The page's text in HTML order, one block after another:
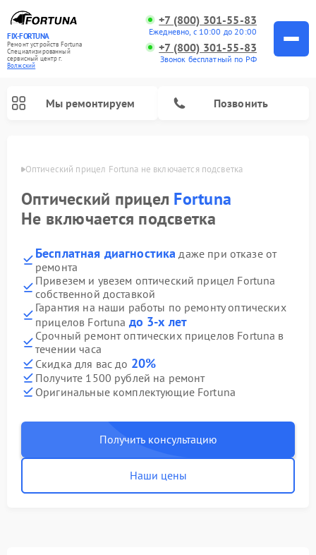
FIX-FORTUNA
Ремонт устройств Fortuna
Специализированный
cервисный центр г.
Волжский
+7 (800) 301-55-83
Ежедневно, с 10:00 до 20:00
+7 (800) 301-55-83
Звонок бесплатный по РФ
Мы ремонтируем Позвонить
Оптический прицел Fortuna не включается подсветка
Оптический прицел Fortuna
Не включается подсветка
Бесплатная диагностика даже при отказе от
ремонта
Привезем и увезем оптический прицел Fortuna
собственной доставкой
Гарантия на наши работы по ремонту оптических
прицелов Fortuna до 3-х лет
Срочный ремонт оптических прицелов Fortuna в
течении часа
Скидка для вас до 20%
Получите 1500 рублей на ремонт
Оригинальные комплектующие Fortuna
Получить консультацию
Наши цены